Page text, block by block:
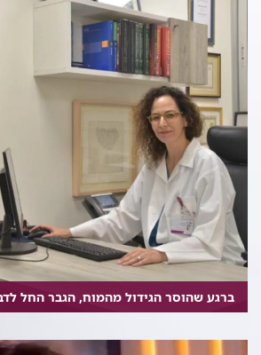
ברגע שהוסר הגידול מהמוח, הגבר החל